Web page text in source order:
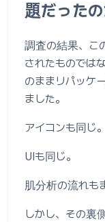
題だったの
調査の結果、こ
されたものでは
のままリパッケ
ました。
アイコンも同じ。
UIも同じ。
肌分析の流れも
しかし、その裏